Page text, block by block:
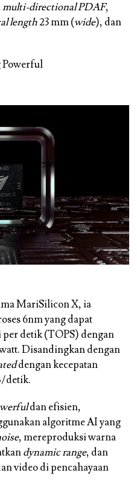
multi-directional PDAF,
length23 mm (wide), dan
Powerful
MariSilicon X, ia
6nm yang dapat
detik (TOPS) dengan
Disandingkan dengan
dengan kecepatan
detik.
dan efisien,
algoritme AI yang
, mereproduksi warna
dynamic range, dan
video di pencahayaan